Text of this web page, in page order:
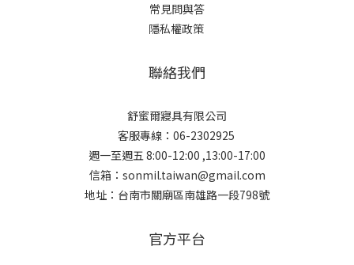
常見問與答
隱私權政策
聯絡我們
舒蜜爾寢具有限公司
客服專線：06-2302925
週一至週五 8:00-12:00 ,13:00-17:00
信箱：sonmil.taiwan@gmail.com
地址：台南市關廟區南雄路一段798號
官方平台